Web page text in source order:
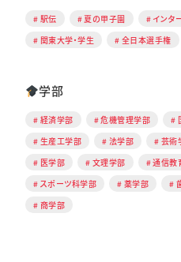
駅伝 夏の甲子園 インタ
関東大学・学生
全日本選手権
学部
経済学部 危機管理学部
生産工学部
法学部 芸術
医学部
文理学部 通信教
スポーツ科学部
薬学部
商学部